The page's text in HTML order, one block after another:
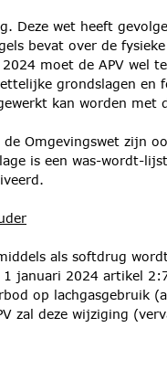
Deze wet heeft
bevat over de
moet de APV wel
grondslagen en
kan worden met
de Omgevingswet zijn
is een was-wordt-
als softdrug
januari 2024 artikel
op lachgasgebruik
zal deze wijziging